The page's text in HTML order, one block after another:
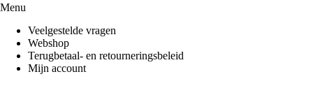
Menu
Veelgestelde vragen
Webshop
Terugbetaal- en retourneringsbeleid
Mijn account